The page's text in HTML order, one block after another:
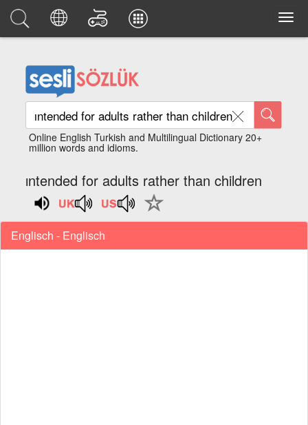
Online English Turkish and Multilingual Dictionary 20+
million words and idioms.
ıntended for adults rather than children
Englisch - Englisch